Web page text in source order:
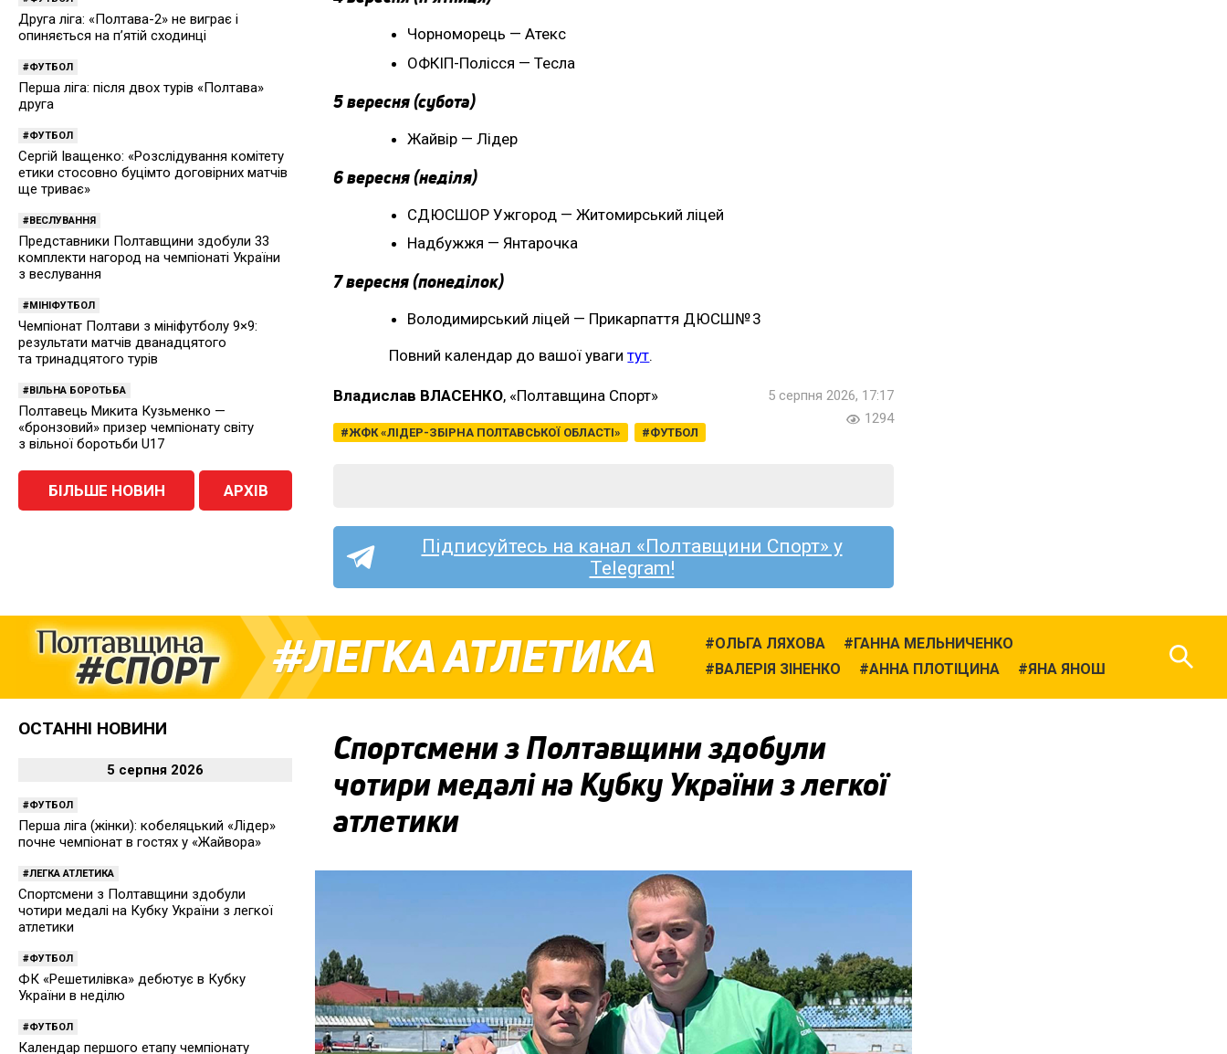
Чорноморець — Атекс
ОФКІП-Полісся — Тесла
5 вересня (субота)
Жайвір — Лідер
6 вересня (неділя)
СДЮСШОР Ужгород — Житомирський ліцей
Надбужжя — Янтарочка
7 вересня (понеділок)
Володимирський ліцей — Прикарпаття ДЮСШ№ 3
Повний календар до вашої увагитут.
Владислав ВЛАСЕНКО, «Полтавщина Спорт»
ЖФК «ЛІДЕР-ЗБІРНА ПОЛТАВСЬКОЇ ОБЛАСТІ» ФУТБОЛ
5 серпня 2026, 17:17
1294
Підписуйтесь на канал «Полтавщини Спорт» у
Telegram!
Друга ліга: «Полтава-2» не виграє і
опиняється на п’ятій сходинці
ФУТБОЛ
Перша ліга: після двох турів «Полтава»
друга
ФУТБОЛ
Сергій Іващенко: «Розслідування комітету
етики стосовно буцімто договірних матчів
ще триває»
ВЕСЛУВАННЯ
Представники Полтавщини здобули 33
комплекти нагород на чемпіонаті України
з веслування
МІНІФУТБОЛ
Чемпіонат Полтави з мініфутболу 9×9:
результати матчів дванадцятого
та тринадцятого турів
ВІЛЬНА БОРОТЬБА
Полтавець Микита Кузьменко —
«бронзовий» призер чемпіонату світу
з вільної боротьби U17
БІЛЬШЕ НОВИН АРХІВ
ЛЕГКА АТЛЕТИКА ОЛЬГА ЛЯХОВА
ГАННА МЕЛЬНИЧЕНКО
ВАЛЕРІЯ ЗІНЕНКО
АННА ПЛОТІЦИНА ЯНА ЯНОШ
Спортсмени з Полтавщини здобули
чотири медалі на Кубку України з легкої
атлетики
ОСТАННІ НОВИНИ
5 серпня 2026
ФУТБОЛ
Перша ліга (жінки): кобеляцький «Лідер»
почне чемпіонат в гостях у «Жайвора»
ЛЕГКА АТЛЕТИКА
Спортсмени з Полтавщини здобули
чотири медалі на Кубку України з легкої
атлетики
ФУТБОЛ
ФК «Решетилівка» дебютує в Кубку
України в неділю
ФУТБОЛ
Календар першого етапу чемпіонату